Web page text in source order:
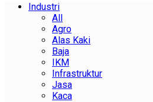
Industri
All
Agro
Alas Kaki
Baja
IKM
Infrastruktur
Jasa
Kaca